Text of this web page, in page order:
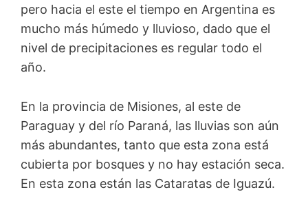
pero hacia el este el tiempo en Argentina es
mucho más húmedo y lluvioso, dado que el
nivel de precipitaciones es regular todo el
año.
En la provincia de Misiones, al este de
Paraguay y del río Paraná, las lluvias son aún
más abundantes, tanto que esta zona está
cubierta por bosques y no hay estación seca.
En esta zona están las Cataratas de Iguazú.